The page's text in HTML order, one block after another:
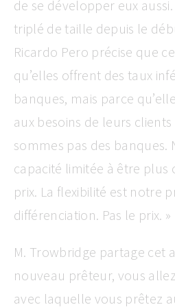
de se développer eux
triplé de taille depuis le
Ricardo Pero précise que
qu’elles offrent des taux
banques, mais parce
aux besoins de leurs clients
sommes pas des banques.
capacité limitée à être plus
prix. La flexibilité est notre
différenciation. Pas le prix. »
M. Trowbridge partage cet
nouveau prêteur, vous
avec laquelle vous prêtez